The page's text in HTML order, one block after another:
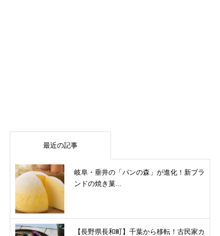
最近の記事
岐阜・垂井の「パンの森」が進化！新ブラ
ンドの焼き菓...
【長野県長和町】千葉から移転！古民家カ